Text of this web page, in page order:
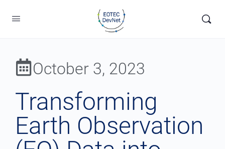
October 3, 2023
Transforming
Earth Observation